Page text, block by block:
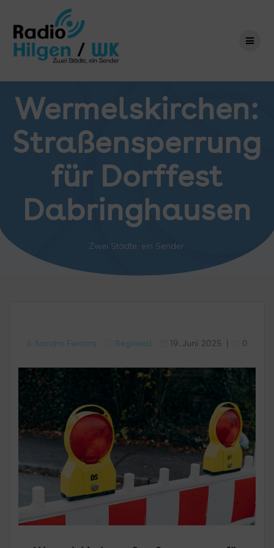
springen
Wermelskirchen:
Straßensperrung
für Dorffest
Dabringhausen
Zwei Städte, ein Sender.
Sandro Ferrara Regional 19. Juni 2025 0